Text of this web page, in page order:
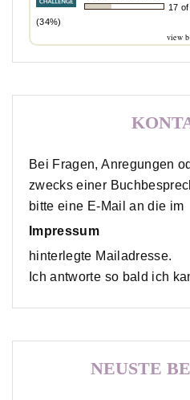
17
(34%)
view
Bei Fragen, Anregungen
zwecks einer
bitte eine E-Mail an die im
Impressum
hinterlegte Mailadresse.
Ich antworte so bald ich
NEUSTE